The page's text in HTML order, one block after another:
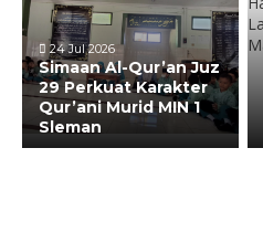
24 Jul 2026
Simaan Al-Qur’an Juz
29 Perkuat Karakter
Qur’ani Murid MIN 1
Sleman